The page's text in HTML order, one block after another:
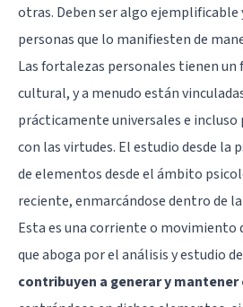
otras. Deben ser algo ejemplificable
personas que lo manifiesten de
Las fortalezas personales tienen
cultural, y a menudo están
prácticamente universales e incluso
con las virtudes. El estudio desde la
de elementos desde el ámbito
reciente, enmarcándose dentro de
Esta es una corriente o movimiento
que aboga por el análisis y estudio
contribuyen a generar y